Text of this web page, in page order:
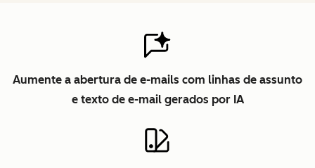
Aumente a abertura de e-mails com linhas de assunto
e texto de e-mail gerados por IA